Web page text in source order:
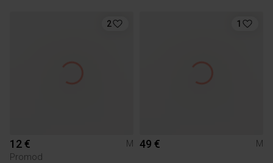
2
12 €
M
Promod
1
49 € M